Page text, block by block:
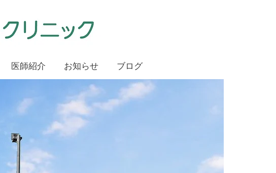
医師紹介 お知らせ ブログ